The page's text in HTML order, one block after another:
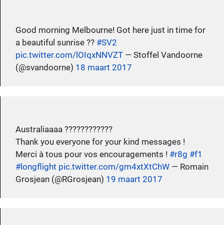
Good morning Melbourne! Got here just in time for
a beautiful sunrise ?? #SV2
pic.twitter.com/lOIqxNNVZT — Stoffel Vandoorne
(@svandoorne) 18 maart 2017
Australiaaaa ????????????
Thank you everyone for your kind messages !
Merci à tous pour vos encouragements ! #r8g #f1
#longflight pic.twitter.com/gm4xtXtChW — Romain
Grosjean (@RGrosjean) 19 maart 2017